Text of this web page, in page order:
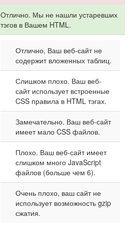
Отлично. Мы не нашли устаревших
тэгов в Вашем HTML.
Отлично, Ваш веб-сайт не
содержит вложенных таблиц.
Слишком плохо. Ваш веб-
сайт использует встроенные
CSS правила в HTML тэгах.
Замечательно. Ваш веб-сайт
имеет мало CSS файлов.
Плохо. Ваш веб-сайт имеет
слишком много JavaScript
файлов (больше чем 6).
Очень плохо, ваш сайт не
использует возможность gzip
сжатия.